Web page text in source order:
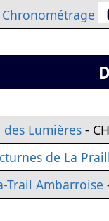
des Lumières -
de La
Trail Ambarroise